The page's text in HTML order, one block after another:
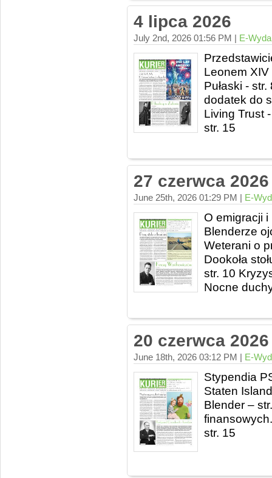
4 lipca 2026
July 2nd, 2026 01:56 PM | E-
Leonem
Pułaski -
dodatek do
Living Trust
str. 15
27 czerwca 2026
June 25th, 2026 01:29 PM | E-
O emigracji
Blenderze
Weterani o
Dookoła
str. 10
Nocne
20 czerwca 2026
June 18th, 2026 03:12 PM | E-
Stypendia
Staten
Blender –
str. 15